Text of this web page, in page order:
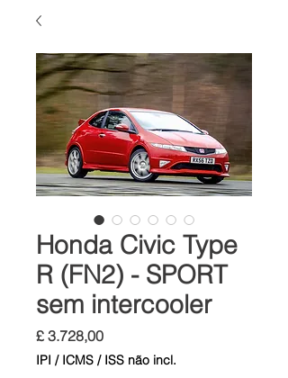
Honda Civic Type
R (FN2) - SPORT
sem intercooler
£ 3.728,00Preço
IPI / ICMS / ISS não incl.